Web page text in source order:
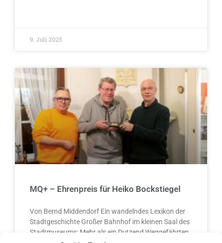
9. Juli 2025
MQ+ – Ehrenpreis für Heiko Bockstiegel
Von Bernd Middendorf Ein wandelndes Lexikon der
Stadtgeschichte Großer Bahnhof im kleinen Saal des
Stadtmuseums: Mehr als ein Dutzend Weggefährten